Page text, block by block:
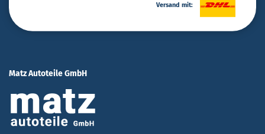
Versand mit:
Matz Autoteile GmbH